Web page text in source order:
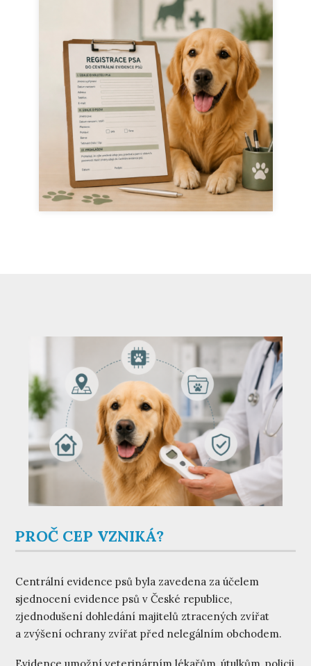
PROČ CEP VZNIKÁ?
Centrální evidence psů byla zavedena za účelem
sjednocení evidence psů v České republice,
zjednodušení dohledání majitelů ztracených zvířat
a zvýšení ochrany zvířat před nelegálním obchodem.